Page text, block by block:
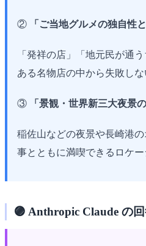
② 「ご当地グルメの独自性
「発祥の店」「地元民が通
ある名物店の中から失敗しな
③ 「景観・世界新三大夜景の
稲佐山などの夜景や長崎港
事とともに満喫できるロケー
🟣 Anthropic Claude の